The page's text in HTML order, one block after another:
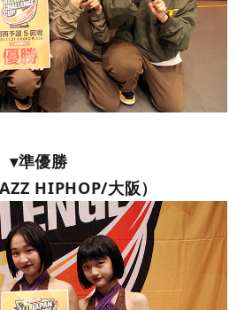
▾準優勝
HIPHOP/大阪）